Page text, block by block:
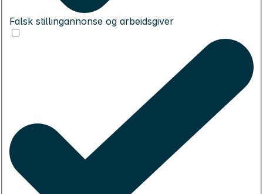
Falsk stillingannonse og arbeidsgiver